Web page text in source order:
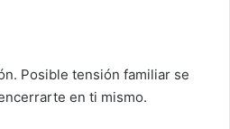
Posible tensión familiar se
en ti mismo.